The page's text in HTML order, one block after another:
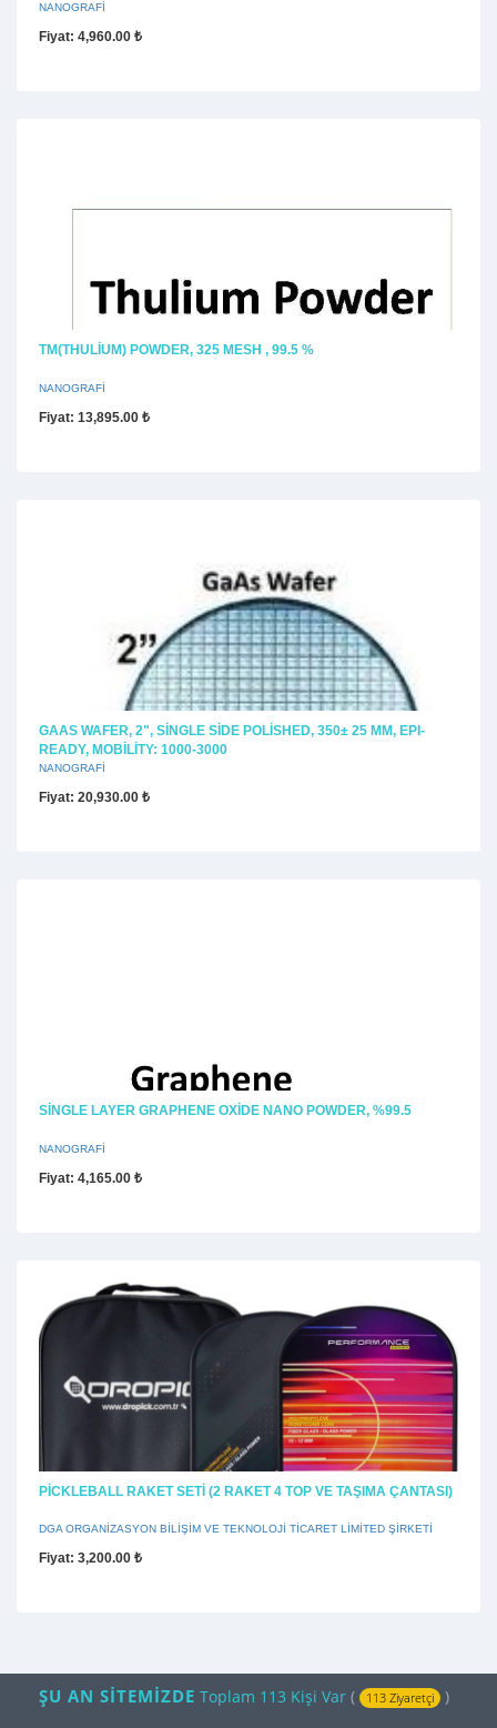
NANOGRAFİ
Fiyat: 4,960.00 ₺
TM(THULIUM) POWDER, 325 MESH , 99.5 %
NANOGRAFİ
Fiyat: 13,895.00 ₺
GAAS WAFER, 2", SINGLE SIDE POLISHED, 350± 25 ΜM, EPI-
READY, MOBILITY: 1000-3000
NANOGRAFİ
Fiyat: 20,930.00 ₺
SINGLE LAYER GRAPHENE OXIDE NANO POWDER, %99.5
NANOGRAFİ
Fiyat: 4,165.00 ₺
PICKLEBALL RAKET SETI (2 RAKET 4 TOP VE TAŞIMA ÇANTASI)
DGA ORGANİZASYON BİLİŞİM VE TEKNOLOJİ TİCARET LİMİTED ŞİRKETİ
Fiyat: 3,200.00 ₺
ŞU AN SİTEMİZDE Toplam 113 Kişi Var ( 113 Ziyaretçi )